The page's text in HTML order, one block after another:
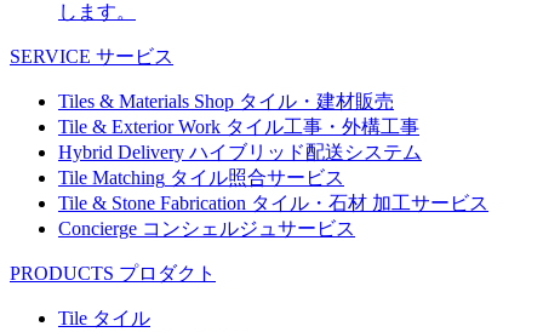
します。
SERVICE サービス
Tiles & Materials Shop タイル・建材販売
Tile & Exterior Work タイル工事・外構工事
Hybrid Delivery ハイブリッド配送システム
Tile Matching タイル照合サービス
Tile & Stone Fabrication タイル・石材 加工サービス
Concierge コンシェルジュサービス
PRODUCTS プロダクト
Tile タイル